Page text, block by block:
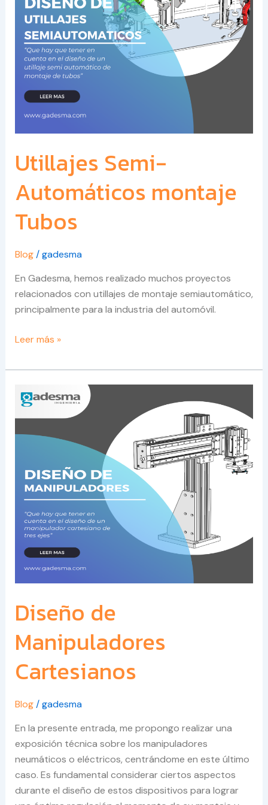
Utillajes Semi-
Automáticos montaje
Tubos
Blog/gadesma
En Gadesma, hemos realizado muchos proyectos
relacionados con utillajes de montaje semiautomático,
principalmente para la industria del automóvil.
Leer más »
Diseño de
Manipuladores
Cartesianos
Blog/gadesma
En la presente entrada, me propongo realizar una
exposición técnica sobre los manipuladores
neumáticos o eléctricos, centrándome en este último
caso. Es fundamental considerar ciertos aspectos
durante el diseño de estos dispositivos para lograr
Diseño
de
Manipuladores
Cartesianos